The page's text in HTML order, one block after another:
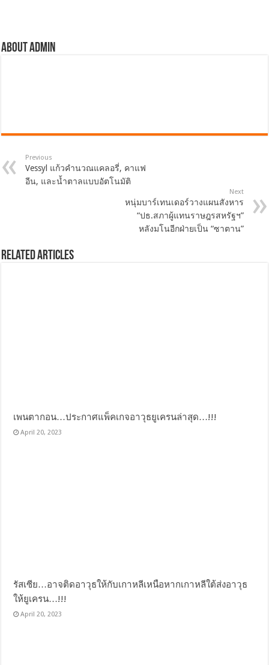
About admin
Previous
Vessyl แก้วคำนวณแคลอรี่, คาแฟ
อีน, และน้ำตาลแบบอัตโนมัติ
Next
หนุ่มบาร์เทนเดอร์วางแผนสังหาร
“ปธ.สภาผู้แทนราษฎรสหรัฐฯ”
หลังมโนอีกฝ่ายเป็น “ซาตาน”
Related Articles
เพนตากอน…ประกาศแพ็คเกจอาวุธยูเครนล่าสุด…!!!
April 20, 2023
รัสเซีย…อาจติดอาวุธให้กับเกาหลีเหนือหากเกาหลีใต้ส่งอาวุธ
ให้ยูเครน…!!!
April 20, 2023